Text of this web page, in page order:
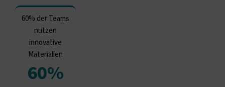
60% der Teams
nutzen
innovative
Materialien
60%